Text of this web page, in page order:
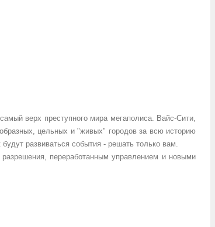
верх преступного мира мегаполиса. Вайс-Сити,
цельных и "живых" городов за всю историю
развиваться события - решать только вам.
переработанным управлением и новыми